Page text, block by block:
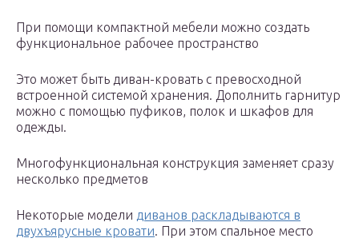
При помощи компактной мебели можно создать
функциональное рабочее пространство
Это может быть диван-кровать с превосходной
встроенной системой хранения. Дополнить гарнитур
можно с помощью пуфиков, полок и шкафов для
одежды.
Многофункциональная конструкция заменяет сразу
несколько предметов
Некоторые модели диванов раскладываются в
двухъярусные кровати. При этом спальное место